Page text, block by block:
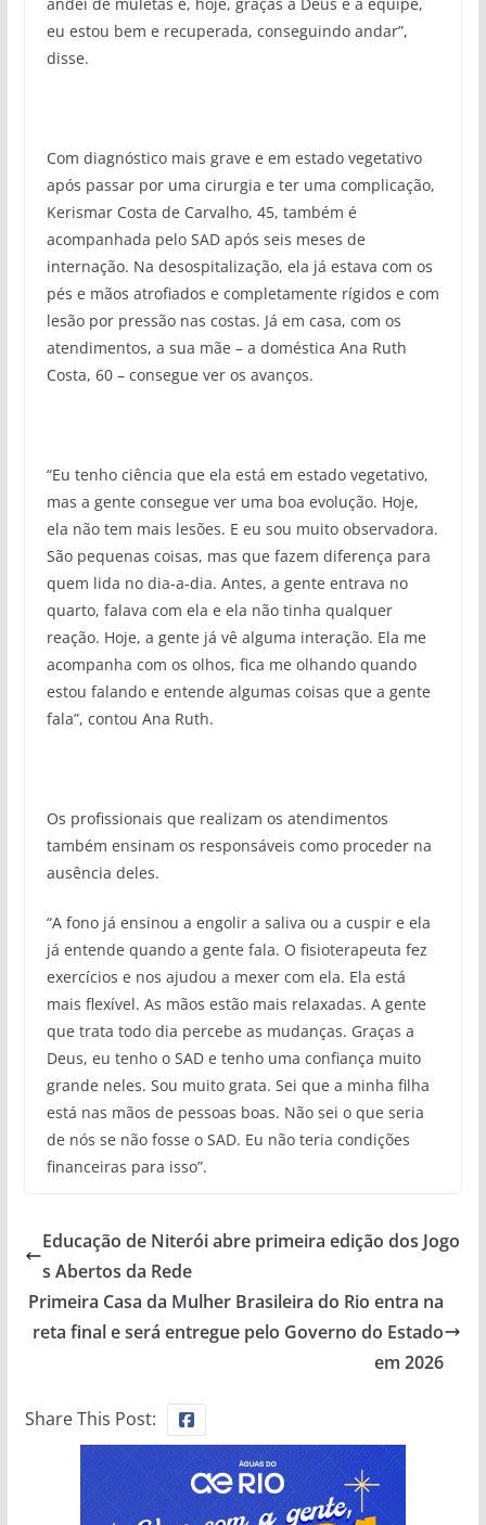
eu estou bem e recuperada, conseguindo andar”,
disse.
Com diagnóstico mais grave e em estado vegetativo
após passar por uma cirurgia e ter uma complicação,
Kerismar Costa de Carvalho, 45, também é
acompanhada pelo SAD após seis meses de
internação. Na desospitalização, ela já estava com os
pés e mãos atrofiados e completamente rígidos e com
lesão por pressão nas costas. Já em casa, com os
atendimentos, a sua mãe – a doméstica Ana Ruth
Costa, 60 – consegue ver os avanços.
“Eu tenho ciência que ela está em estado vegetativo,
mas a gente consegue ver uma boa evolução. Hoje,
ela não tem mais lesões. E eu sou muito observadora.
São pequenas coisas, mas que fazem diferença para
quem lida no dia-a-dia. Antes, a gente entrava no
quarto, falava com ela e ela não tinha qualquer
reação. Hoje, a gente já vê alguma interação. Ela me
acompanha com os olhos, fica me olhando quando
estou falando e entende algumas coisas que a gente
fala”, contou Ana Ruth.
Os profissionais que realizam os atendimentos
também ensinam os responsáveis como proceder na
ausência deles.
“A fono já ensinou a engolir a saliva ou a cuspir e ela
já entende quando a gente fala. O fisioterapeuta fez
exercícios e nos ajudou a mexer com ela. Ela está
mais flexível. As mãos estão mais relaxadas. A gente
que trata todo dia percebe as mudanças. Graças a
Deus, eu tenho o SAD e tenho uma confiança muito
grande neles. Sou muito grata. Sei que a minha filha
está nas mãos de pessoas boas. Não sei o que seria
de nós se não fosse o SAD. Eu não teria condições
financeiras para isso”.
Educação de Niterói abre primeira edição dos Jogo
s Abertos da Rede
Primeira Casa da Mulher Brasileira do Rio entra na
reta final e será entregue pelo Governo do Estado
em 2026
Share This Post: